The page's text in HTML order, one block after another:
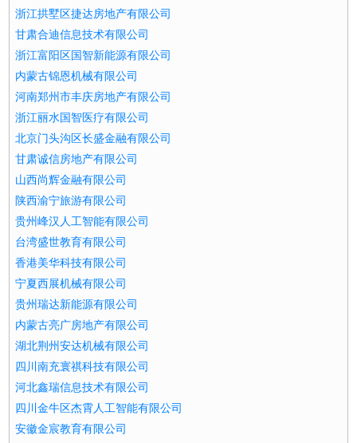
浙江拱墅区捷达房地产有限公司
甘肃合迪信息技术有限公司
浙江富阳区国智新能源有限公司
内蒙古锦恩机械有限公司
河南郑州市丰庆房地产有限公司
浙江丽水国智医疗有限公司
北京门头沟区长盛金融有限公司
甘肃诚信房地产有限公司
山西尚辉金融有限公司
陕西渝宁旅游有限公司
贵州峰汉人工智能有限公司
台湾盛世教育有限公司
香港美华科技有限公司
宁夏西展机械有限公司
贵州瑞达新能源有限公司
内蒙古亮广房地产有限公司
湖北荆州安达机械有限公司
四川南充寰祺科技有限公司
河北鑫瑞信息技术有限公司
四川金牛区杰霄人工智能有限公司
安徽金宸教育有限公司